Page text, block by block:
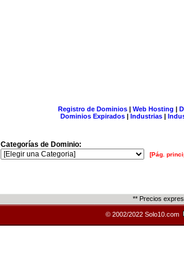
Registro de Dominios| Web Hosting |
Dominios Expirados | Industrias |
Categorías de Dominio:
[Pág.
** Precios
© 2002/2022 Solo10.com